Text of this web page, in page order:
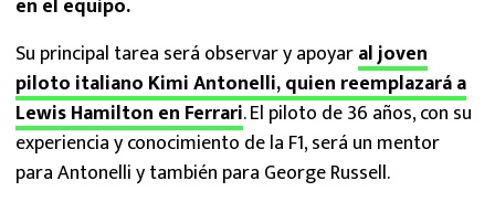
Su principal tarea será observar y apoyaral joven
piloto italiano Kimi Antonelli, quien reemplazará a
Lewis Hamilton en Ferrari. El piloto de 36 años, con su
experiencia y conocimiento de la F1, será un mentor
para Antonelli y también para George Russell.